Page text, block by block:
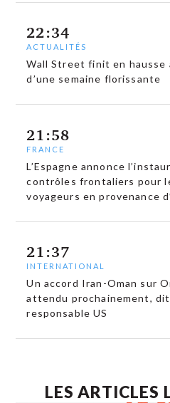
22:34
ACTUALITÉS
Wall Street finit en hausse
d’une semaine florissante
21:58
FRANCE
L’Espagne annonce
contrôles frontaliers pour
voyageurs en provenance
21:37
INTERNATIONAL
Un accord Iran-Oman sur
attendu prochainement,
responsable US
LES ARTICLES